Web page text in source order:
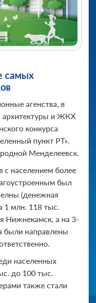
самых
агенства, в
архитектуры и ЖКХ
конкурса
пункт РТ».
Менделеевск.
с населением более
был
(денежная
1 млн. 118 тыс.
Нижнекамск, а на 3-
были направлены
населенных
до 100 тыс.
также стали